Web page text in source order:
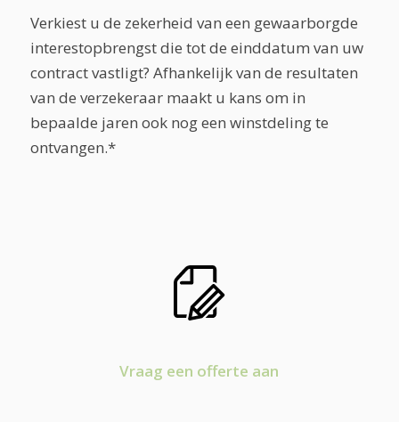
Verkiest u de zekerheid van een gewaarborgde
interestopbrengst die tot de einddatum van uw
contract vastligt? Afhankelijk van de resultaten
van de verzekeraar maakt u kans om in
bepaalde jaren ook nog een winstdeling te
ontvangen.*
Vraag een offerte aan